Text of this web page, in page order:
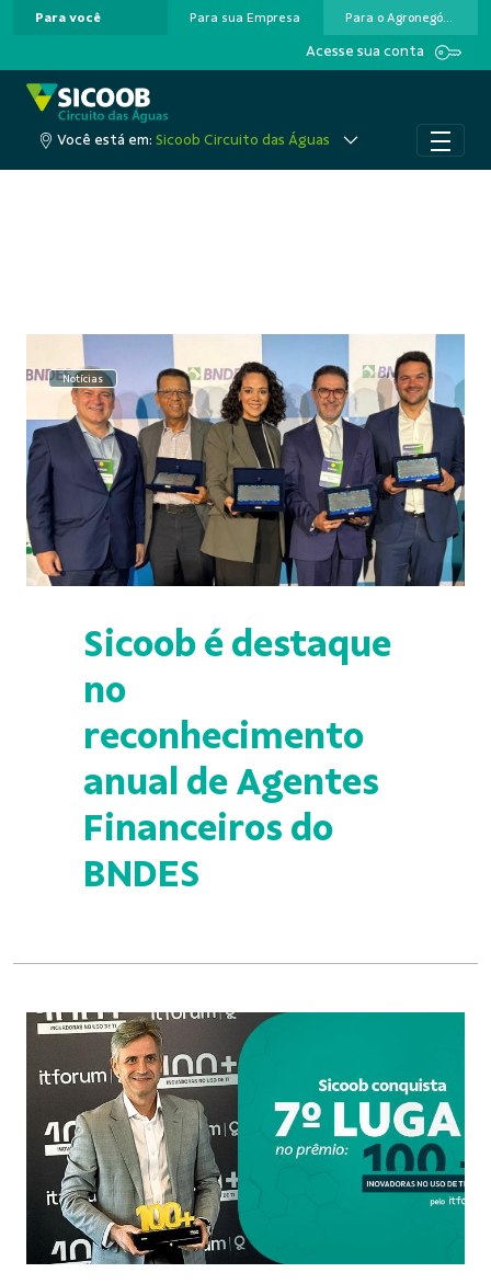
Pular para o Conteúdo principal
Para você Para sua Empresa Para o Agronegócio
Acesse sua conta
Você está em: Sicoob Circuito das Águas
Notícias
Sicoob é destaque
no
reconhecimento
anual de Agentes
Financeiros do
BNDES